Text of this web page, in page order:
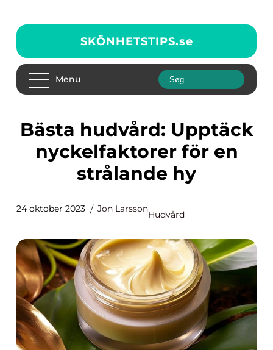
SKÖNHETSTIPS.se
Menu
Bästa hudvård: Upptäck
nyckelfaktorer för en
strålande hy
24 oktober 2023 Jon Larsson
Hudvård